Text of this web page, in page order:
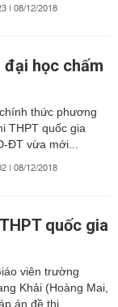
| 08/12/2018
đại học chấm
thức phương
THPT quốc gia
ĐT vừa mới...
| 08/12/2018
quốc gia
viên trường
Khải (Hoàng Mai,
án đề thi...